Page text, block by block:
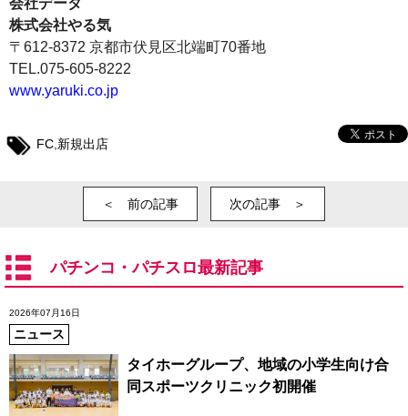
会社データ
株式会社やる気
〒612-8372 京都市伏見区北端町70番地
TEL.075-605-8222
www.yaruki.co.jp
FC 新規出店
＜ 前の記事 次の記事 ＞
パチンコ・パチスロ最新記事
2026年07月16日
ニュース
タイホーグループ、地域の小学生向け合
同スポーツクリニック初開催